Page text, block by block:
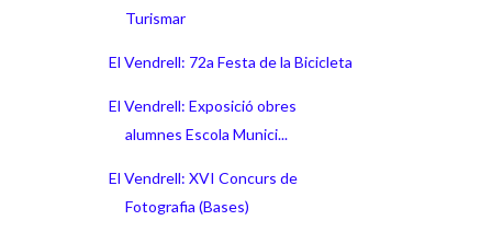
Turismar
El Vendrell: 72a Festa de la Bicicleta
El Vendrell: Exposició obres
alumnes Escola Munici...
El Vendrell: XVI Concurs de
Fotografia (Bases)